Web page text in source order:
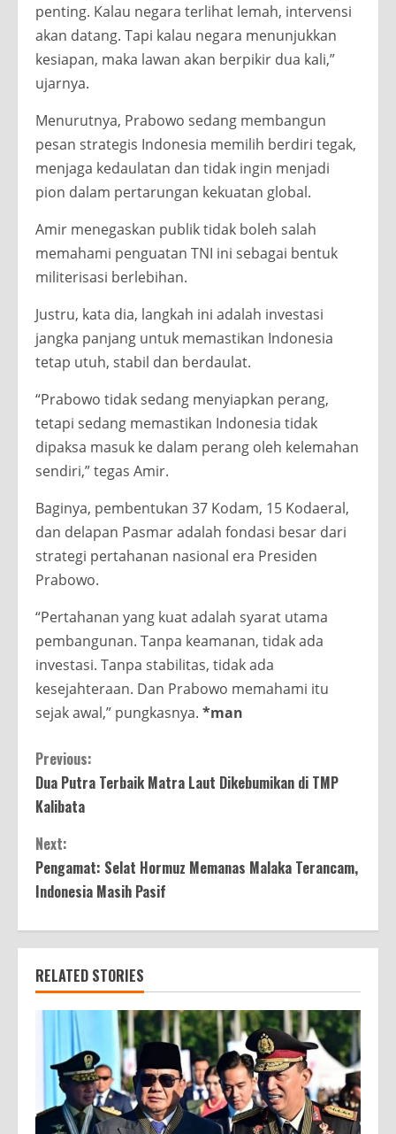
penting. Kalau negara terlihat lemah, intervensi
akan datang. Tapi kalau negara menunjukkan
kesiapan, maka lawan akan berpikir dua kali,”
ujarnya.
Menurutnya, Prabowo sedang membangun
pesan strategis Indonesia memilih berdiri tegak,
menjaga kedaulatan dan tidak ingin menjadi
pion dalam pertarungan kekuatan global.
Amir menegaskan publik tidak boleh salah
memahami penguatan TNI ini sebagai bentuk
militerisasi berlebihan.
Justru, kata dia, langkah ini adalah investasi
jangka panjang untuk memastikan Indonesia
tetap utuh, stabil dan berdaulat.
“Prabowo tidak sedang menyiapkan perang,
tetapi sedang memastikan Indonesia tidak
dipaksa masuk ke dalam perang oleh kelemahan
sendiri,” tegas Amir.
Baginya, pembentukan 37 Kodam, 15 Kodaeral,
dan delapan Pasmar adalah fondasi besar dari
strategi pertahanan nasional era Presiden
Prabowo.
“Pertahanan yang kuat adalah syarat utama
pembangunan. Tanpa keamanan, tidak ada
investasi. Tanpa stabilitas, tidak ada
kesejahteraan. Dan Prabowo memahami itu
sejak awal,” pungkasnya. *man
Continue
Reading
Previous:
Dua Putra Terbaik Matra Laut Dikebumikan di TMP
Kalibata
Next:
Pengamat: Selat Hormuz Memanas Malaka Terancam,
Indonesia Masih Pasif
RELATED STORIES